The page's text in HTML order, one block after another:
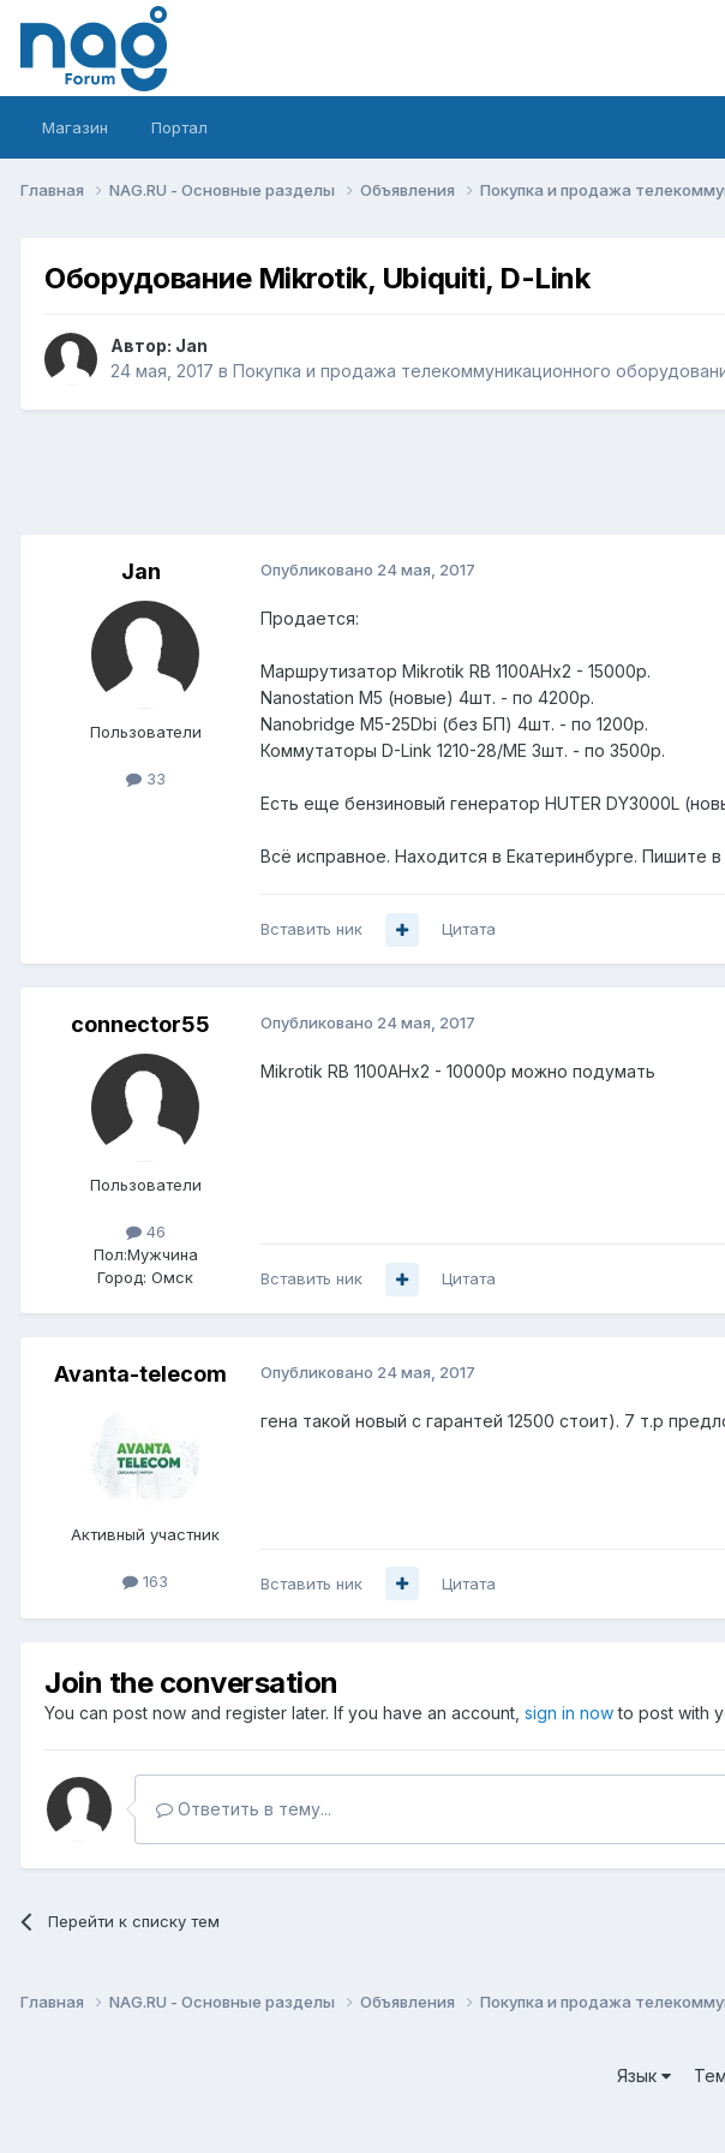
Магазин Портал
Главная NAG.RU - Основные разделы Объявления Покупка и продажа
Оборудование Mikrotik, Ubiquiti, D-Link
Автор: Jan
24 мая, 2017 в Покупка и продажа телекоммуникационного
Jan
Пользователи
33
Опубликовано 24 мая, 2017
Продается:
Маршрутизатор Mikrotik RB 1100AHx2 - 15000р.
Nanostation M5 (новые) 4шт. - по 4200р.
Nanobridge M5-25Dbi (без БП) 4шт. - по 1200р.
Коммутаторы D-Link 1210-28/ME 3шт. - по 3500р.
Есть еще бензиновый генератор HUTER DY3000L
Всё исправное. Находится в Екатеринбурге. Пишите
Вставить ник Цитата
connector55
Пользователи
46
Пол:Мужчина
Город: Омск
Опубликовано 24 мая, 2017
Mikrotik RB 1100AHx2 - 10000р можно подумать
Вставить ник Цитата
Avanta-telecom
Активный участник
163
Опубликовано 24 мая, 2017
гена такой новый с гарантей 12500 стоит). 7 т.р
Вставить ник Цитата
Join the conversation
You can post now and register later. If you have an account, sign in nowto post with
Ответить в тему...
Перейти к списку тем
Главная NAG.RU - Основные разделы Объявления Покупка и продажа
Язык